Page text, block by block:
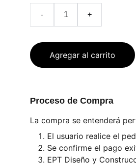
- +
Agregar al carrito
Proceso de Compra
La compra se entenderá
El usuario realice el
Se confirme el pago
EPT Diseño y